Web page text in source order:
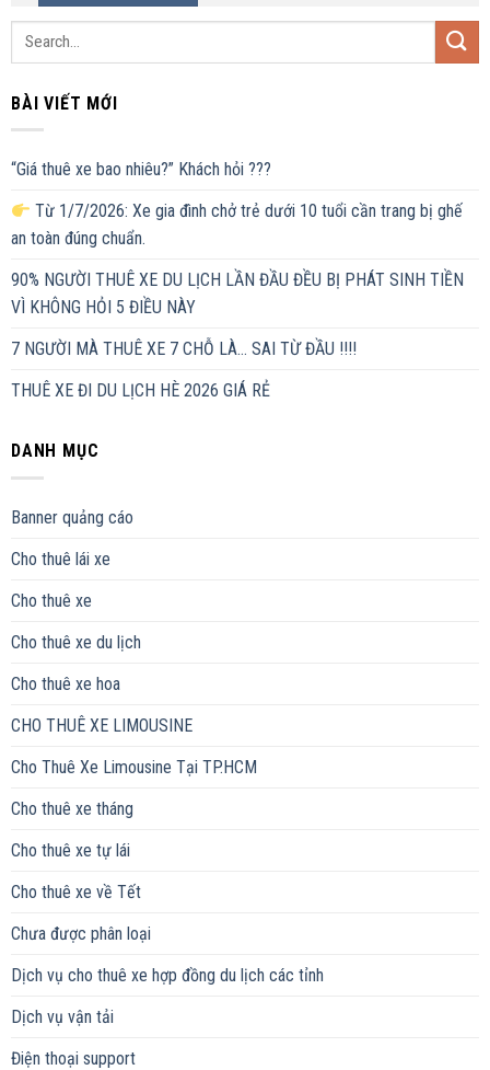
BÀI VIẾT MỚI
“Giá thuê xe bao nhiêu?” Khách hỏi ???
Từ 1/7/2026: Xe gia đình chở trẻ dưới 10 tuổi cần trang bị ghế
an toàn đúng chuẩn.
90% NGƯỜI THUÊ XE DU LỊCH LẦN ĐẦU ĐỀU BỊ PHÁT SINH TIỀN
VÌ KHÔNG HỎI 5 ĐIỀU NÀY
7 NGƯỜI MÀ THUÊ XE 7 CHỖ LÀ… SAI TỪ ĐẦU !!!!
THUÊ XE ĐI DU LỊCH HÈ 2026 GIÁ RẺ
DANH MỤC
Banner quảng cáo
Cho thuê lái xe
Cho thuê xe
Cho thuê xe du lịch
Cho thuê xe hoa
CHO THUÊ XE LIMOUSINE
Cho Thuê Xe Limousine Tại TP.HCM
Cho thuê xe tháng
Cho thuê xe tự lái
Cho thuê xe về Tết
Chưa được phân loại
Dịch vụ cho thuê xe hợp đồng du lịch các tỉnh
Dịch vụ vận tải
Điện thoại support